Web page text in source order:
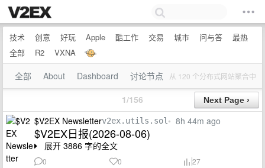
技术 创意 好玩 Apple 酷工作 交易 城市 问与答
最热
全部
R2 VXNA
从 120 个分布式网站聚合中
全部 About Dashboard
讨论节点
1/156
$V2EX Newsletterv2ex.utils.sol • 8h 44m ago
$V2EX日报(2026-08-06)
展开 3886 字的全文
0 0 27